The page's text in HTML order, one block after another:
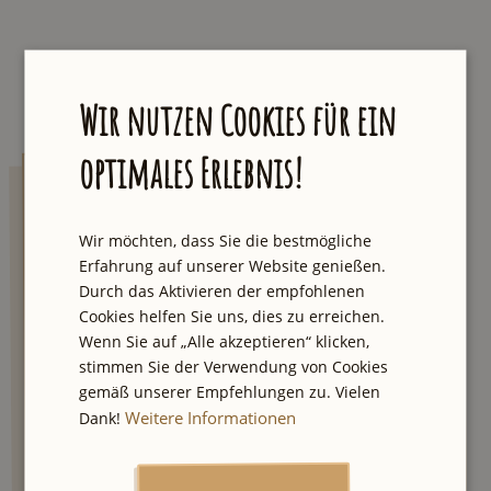
Lass dich von einzigartigen Touren und
Geheimtipps inspirieren. Wir senden dir
jeden Samstag eine E-Mail mit der neuesten
Empfehlung aus unserer Stadt und einmal
im Quartal der große Newsletter mit besten
City Tipps und Verlosungen.
Wir nutzen Cookies für ein
optimales Erlebnis!
Wir möchten, dass Sie die bestmögliche
Erfahrung auf unserer Website genießen.
Durch das Aktivieren der empfohlenen
Cookies helfen Sie uns, dies zu erreichen.
Wenn Sie auf „Alle akzeptieren“ klicken,
stimmen Sie der Verwendung von Cookies
gemäß unserer Empfehlungen zu. Vielen
Dank!Weitere Informationen